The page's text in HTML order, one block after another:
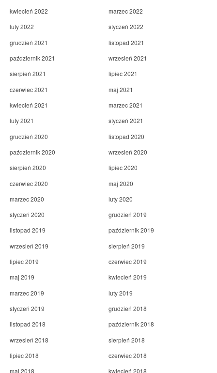
kwiecień 2022
marzec 2022
luty 2022
styczeń 2022
grudzień 2021
listopad 2021
październik 2021
wrzesień 2021
sierpień 2021
lipiec 2021
czerwiec 2021
maj 2021
kwiecień 2021
marzec 2021
luty 2021
styczeń 2021
grudzień 2020
listopad 2020
październik 2020
wrzesień 2020
sierpień 2020
lipiec 2020
czerwiec 2020
maj 2020
marzec 2020
luty 2020
styczeń 2020
grudzień 2019
listopad 2019
październik 2019
wrzesień 2019
sierpień 2019
lipiec 2019
czerwiec 2019
maj 2019
kwiecień 2019
marzec 2019
luty 2019
styczeń 2019
grudzień 2018
listopad 2018
październik 2018
wrzesień 2018
sierpień 2018
lipiec 2018
czerwiec 2018
maj 2018
kwiecień 2018